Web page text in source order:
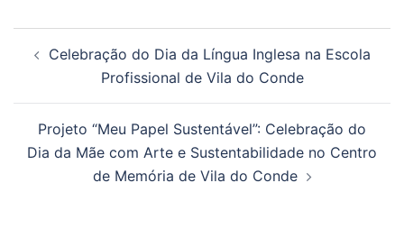
de Celebração do Dia da Língua Inglesa na Escola
Profissional de Vila do Conde
Projeto “Meu Papel Sustentável”: Celebração do
Dia da Mãe com Arte e Sustentabilidade no Centro
de Memória de Vila do Conde